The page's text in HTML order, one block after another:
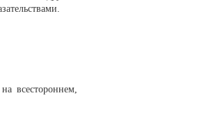
всестороннем,